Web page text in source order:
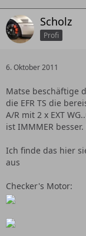
Scholz
Profi
6. Oktober 2011
Matse beschäftige
die EFR TS die
A/R mit 2 x EXT
ist IMMMER
Ich finde das hier
aus
Checker's Motor: